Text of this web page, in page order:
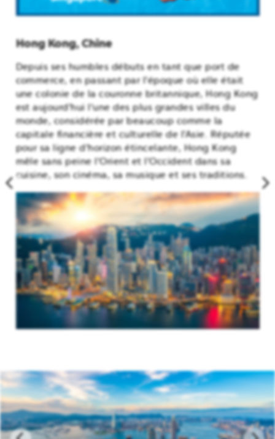
Hong Kong, Chine
Depuis ses humbles débuts en tant que port de
commerce, en passant par l'époque où elle était
une colonie de la couronne britannique, Hong Kong
est aujourd'hui l'une des plus grandes villes du
monde, considérée par beaucoup comme la
capitale financière et culturelle de l'Asie. Réputée
pour sa ligne d'horizon étincelante, Hong Kong
mêle sans peine l'Orient et l'Occident dans sa
cuisine, son cinéma, sa musique et ses traditions.